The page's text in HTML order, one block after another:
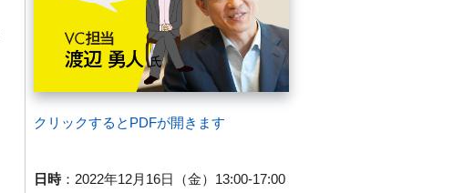
クリックするとPDFが開きます
日時： 2022年12月16日（金）13:00-17:00